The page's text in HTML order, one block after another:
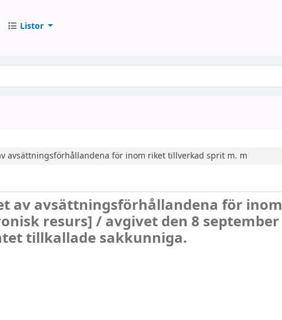
Listor
avsättningsförhållandena för inom riket tillverkad sprit m. m
av avsättningsförhållandena för inom
resurs] /avgivet den 8 september
tillkallade sakkunniga.